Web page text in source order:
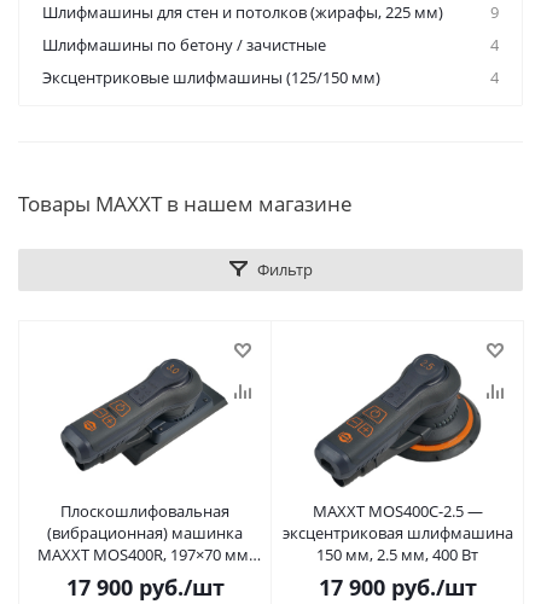
Шлифмашины для стен и потолков (жирафы, 225 мм)
9
Шлифмашины по бетону / зачистные
4
Эксцентриковые шлифмашины (125/150 мм)
4
Товары MAXXT в нашем магазине
Фильтр
Плоскошлифовальная
(вибрационная) машинка
MAXXT MOS400R, 197×70 мм,
400 Вт, «эксцентрик» 3,0
17 900руб./шт
MAXXT MOS400C-2.5 —
эксцентриковая шлифмашина
150 мм, 2.5 мм, 400 Вт
17 900руб./шт